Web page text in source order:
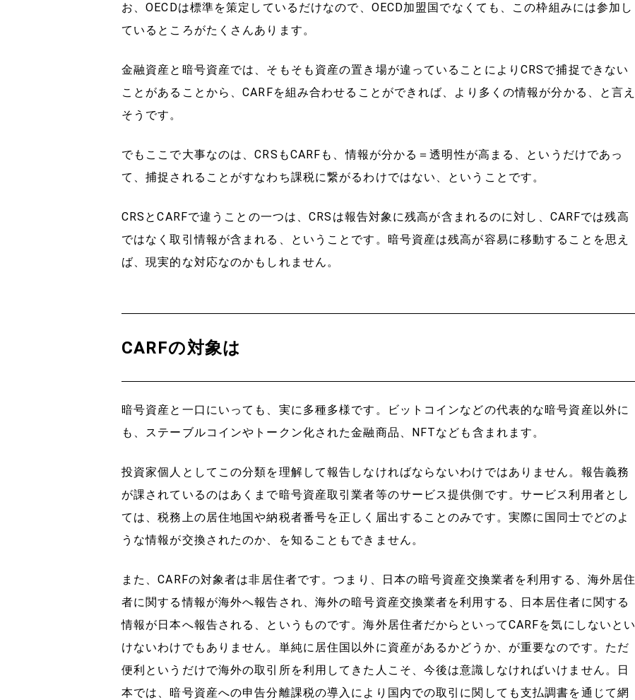
お、OECDは標準を策定しているだけなので、OECD加盟国でなくても、この枠組みには参加し
ているところがたくさんあります。
金融資産と暗号資産では、そもそも資産の置き場が違っていることによりCRSで捕捉できない
ことがあることから、CARFを組み合わせることができれば、より多くの情報が分かる、と言え
そうです。
でもここで大事なのは、CRSもCARFも、情報が分かる＝透明性が高まる、というだけであっ
て、捕捉されることがすなわち課税に繋がるわけではない、ということです。
CRSとCARFで違うことの一つは、CRSは報告対象に残高が含まれるのに対し、CARFでは残高
ではなく取引情報が含まれる、ということです。暗号資産は残高が容易に移動することを思え
ば、現実的な対応なのかもしれません。
CARFの対象は
暗号資産と一口にいっても、実に多種多様です。ビットコインなどの代表的な暗号資産以外に
も、ステーブルコインやトークン化された金融商品、NFTなども含まれます。
投資家個人としてこの分類を理解して報告しなければならないわけではありません。報告義務
が課されているのはあくまで暗号資産取引業者等のサービス提供側です。サービス利用者とし
ては、税務上の居住地国や納税者番号を正しく届出することのみです。実際に国同士でどのよ
うな情報が交換されたのか、を知ることもできません。
また、CARFの対象者は非居住者です。つまり、日本の暗号資産交換業者を利用する、海外居住
者に関する情報が海外へ報告され、海外の暗号資産交換業者を利用する、日本居住者に関する
情報が日本へ報告される、というものです。海外居住者だからといってCARFを気にしないとい
けないわけでもありません。単純に居住国以外に資産があるかどうか、が重要なのです。ただ
便利というだけで海外の取引所を利用してきた人こそ、今後は意識しなければいけません。日
本では、暗号資産への申告分離課税の導入により国内での取引に関しても支払調書を通じて網